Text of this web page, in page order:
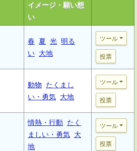
イメージ・願い想
い
春 夏 光 明る
い 大地
ツール
投票
動物
たくまし
い・勇気 大地
ツール
投票
情熱・行動
たく
ましい・勇気 大
地
ツール
投票